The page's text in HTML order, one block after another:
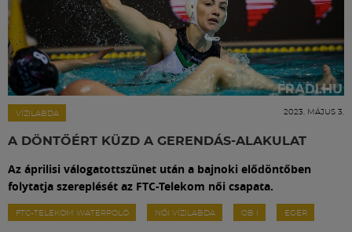
VÍZILABDA 2023. MÁJUS 3.
A DÖNTŐÉRT KÜZD A GERENDÁS-ALAKULAT
Az áprilisi válogatottszünet után a bajnoki elődöntőben
folytatja szereplését az FTC-Telekom női csapata.
FTC-TELEKOM WATERPOLO NŐI VÍZILABDA OB I EGER
FM YouTube +
Hírek
Labdarúgás
Szakosztályok
Meccscenter